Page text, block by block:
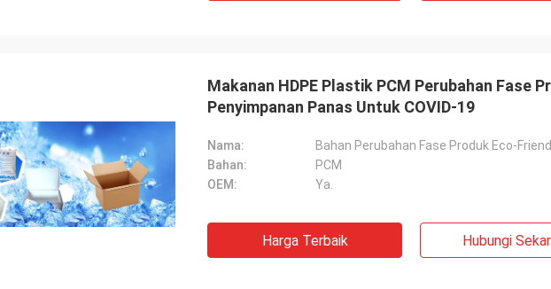
Sammi
Makanan HDPE Plastik PCM Perubahan Fase
Penyimpanan Panas Untuk COVID-19
Nama:
Bahan Perubahan Fase Produk Eco-
Bahan:
PCM
OEM:
Ya.
Harga Terbaik Hubungi